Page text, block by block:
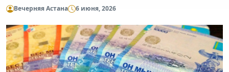
Вечерняя Астана 6 июня, 2026